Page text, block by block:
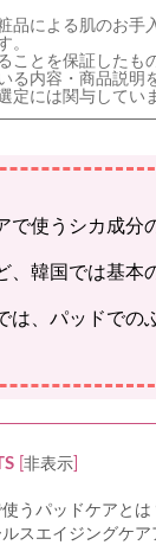
品による肌のお手
。
とを保証したも
る内容・商品説明
定には関与してい
使うシカ成分
、韓国では基本
は、パッドでの
非表示]
うパッドケアとは
スエイジングケア